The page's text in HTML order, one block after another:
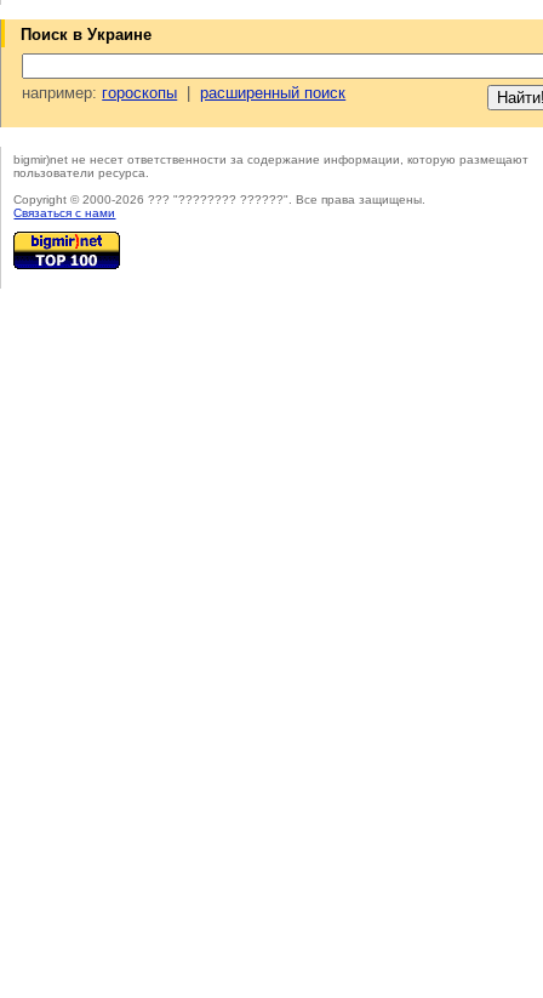
Поиск в Украине
например:гороскопы |расширенный поиск
bigmir)net не несет ответственности за содержание информации, которую размещают
пользователи ресурса.
Copyright © 2000-2026 ??? "???????? ??????". Все права защищены.
Cвязаться с нами